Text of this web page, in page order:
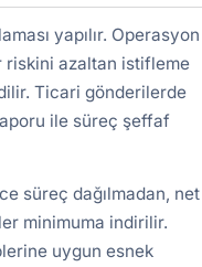
yapılır. Operasyon
riskini azaltan istifleme
Ticari gönderilerde
ile süreç şeffaf
süreç dağılmadan, net
minimuma indirilir.
uygun esnek